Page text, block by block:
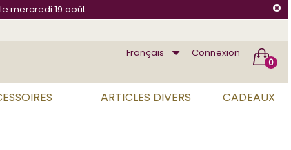
mercredi 19 août
0
Connexion
Français
ARTICLES DIVERS CADEAUX